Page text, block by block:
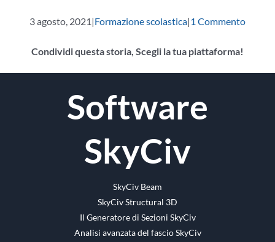
3 agosto, 2021|Formazione scolastica|1 Commento
Condividi questa storia, Scegli la tua piattaforma!
Software
SkyCiv
SkyCiv Beam
SkyCiv Structural 3D
Il Generatore di Sezioni SkyCiv
Analisi avanzata del fascio SkyCiv